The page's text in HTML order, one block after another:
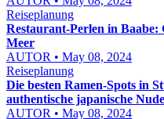
Reiseplanung
Restaurant-Perlen in Baabe:
Meer
AUTOR • May 08, 2024
Reiseplanung
Die besten Ramen-Spots in
authentische japanische
AUTOR • May 08, 2024